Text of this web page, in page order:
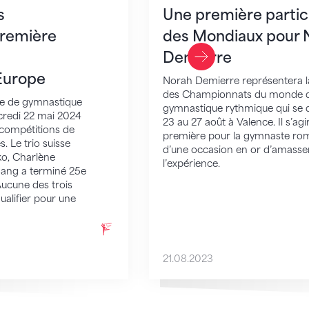
de gymnastique
22 mai 2024
de
Le trio suisse
Charlène
a terminé 25e
des trois
pour une
Une première
des Mondiaux pour
Demierre
Norah Demierre représentera
des Championnats du monde
gymnastique rythmique qui se
23 au 27 août à Valence. Il
première pour la gymnaste
d’une occasion en or
l’expérience.
21.08.2023
Last Slide